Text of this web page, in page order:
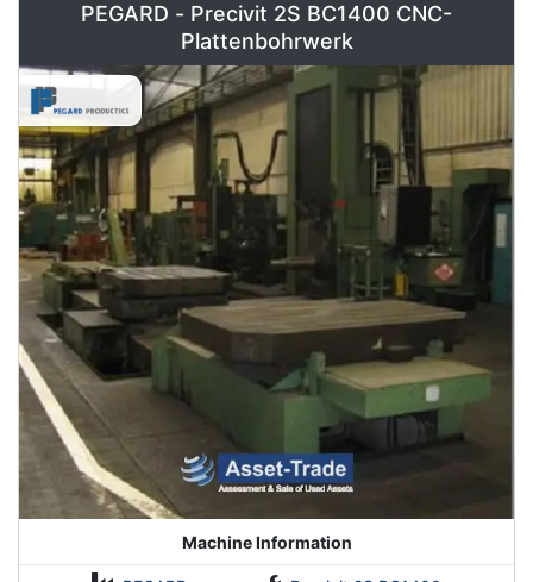
PEGARD - Precivit 2S BC1400 CNC-
Plattenbohrwerk
Machine Information